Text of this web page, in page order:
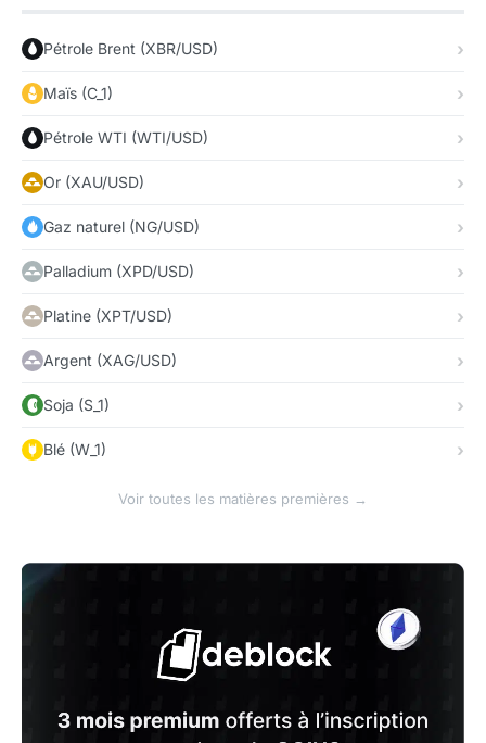
Pétrole Brent (XBR/USD)
Maïs (C_1)
Pétrole WTI (WTI/USD)
Or (XAU/USD)
Gaz naturel (NG/USD)
Palladium (XPD/USD)
Platine (XPT/USD)
Argent (XAG/USD)
Soja (S_1)
Blé (W_1)
Voir toutes les matières premières →